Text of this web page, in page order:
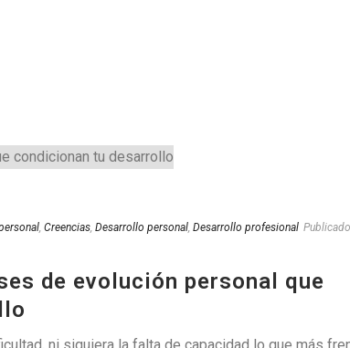
Creencias Desarrollo personal Desarrollo profesional Publicado
de evolución personal que
ni siquiera la falta de capacidad lo que más